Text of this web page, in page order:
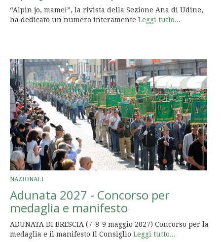
“Alpin jo, mame!”, la rivista della Sezione Ana di Udine,
ha dedicato un numero interamente Leggi tutto...
NAZIONALI
Adunata 2027 - Concorso per
medaglia e manifesto
ADUNATA DI BRESCIA (7-8-9 maggio 2027) Concorso per la
medaglia e il manifesto Il Consiglio Leggi tutto...